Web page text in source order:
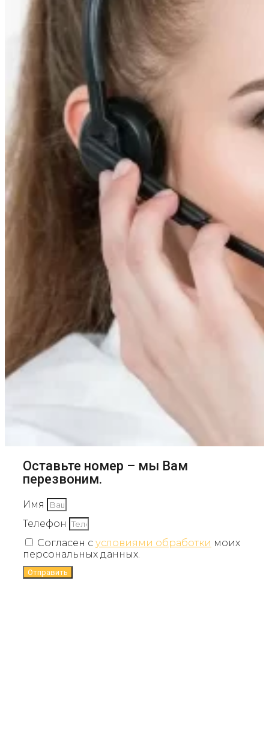
Оставьте номер – мы Вам
перезвоним.
Имя
Телефон
Согласен с условиями обработки моих
персональных данных.
Отправить